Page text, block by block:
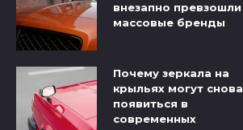
внезапно превзошли
массовые бренды
Почему зеркала на
крыльях могут снова
появиться в
современных